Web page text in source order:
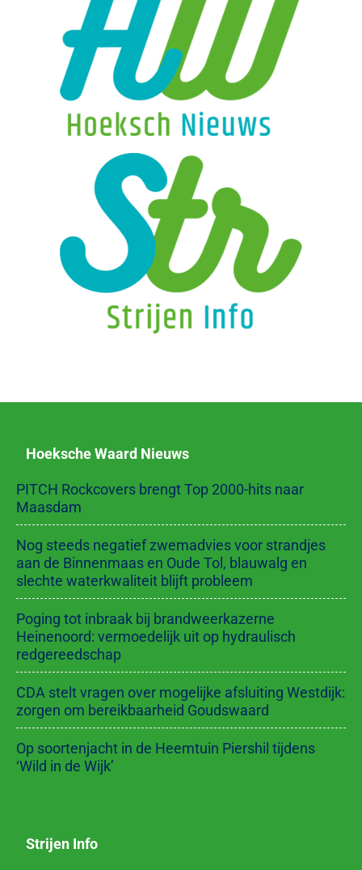
Hoeksche Waard Nieuws
PITCH Rockcovers brengt Top 2000-hits naar
Maasdam
Nog steeds negatief zwemadvies voor strandjes
aan de Binnenmaas en Oude Tol, blauwalg en
slechte waterkwaliteit blijft probleem
Poging tot inbraak bij brandweerkazerne
Heinenoord: vermoedelijk uit op hydraulisch
redgereedschap
CDA stelt vragen over mogelijke afsluiting Westdijk:
zorgen om bereikbaarheid Goudswaard
Op soortenjacht in de Heemtuin Piershil tijdens
‘Wild in de Wijk’
Strijen Info